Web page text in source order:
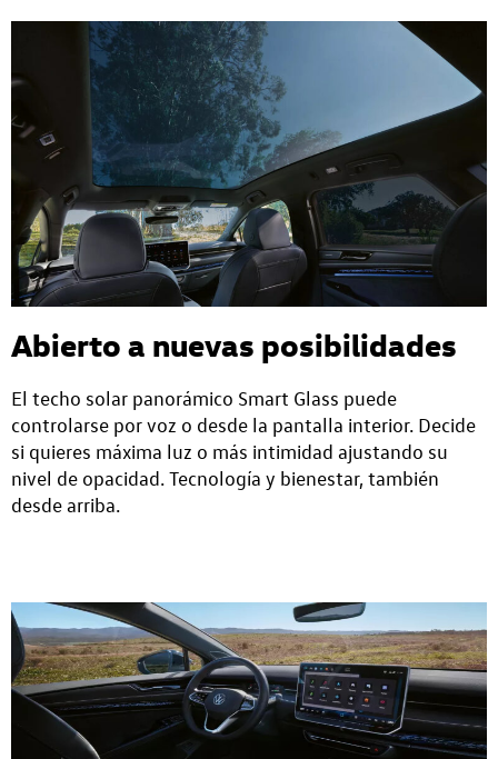
Abierto a nuevas posibilidades
El techo solar panorámico Smart Glass puede
controlarse por voz o desde la pantalla interior. Decide
si quieres máxima luz o más intimidad ajustando su
nivel de opacidad. Tecnología y bienestar, también
desde arriba.